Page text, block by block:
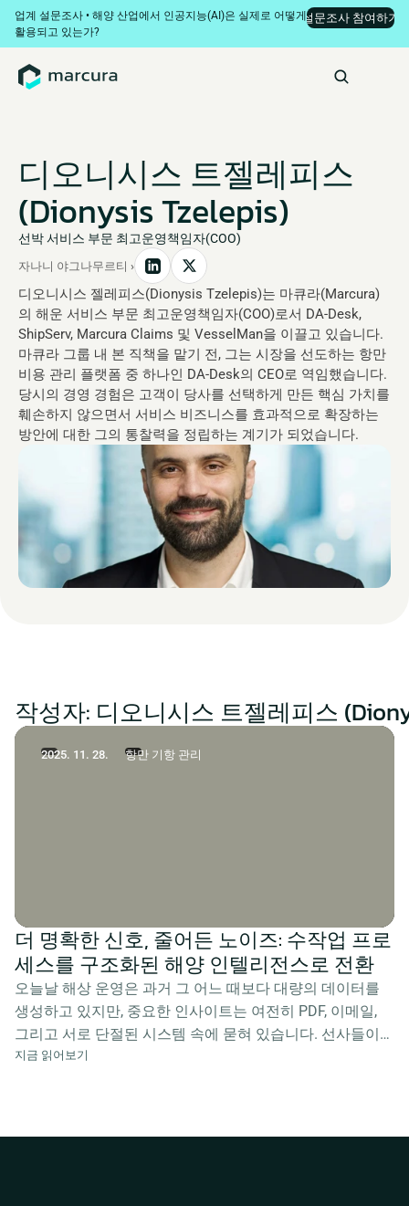
업계 설문조사 • 해양 산업에서 인공지능(AI)은 실제로 어떻게
활용되고 있는가?
설문조사 참여하기
디오니시스 트젤레피스
(Dionysis Tzelepis)
선박 서비스 부문 최고운영책임자(COO)
자나니 야그나무르티 ›
디오니시스 젤레피스(Dionysis Tzelepis)는 마큐라(Marcura)
의 해운 서비스 부문 최고운영책임자(COO)로서 DA-Desk,
ShipServ, Marcura Claims 및 VesselMan을 이끌고 있습니다.
마큐라 그룹 내 본 직책을 맡기 전, 그는 시장을 선도하는 항만
비용 관리 플랫폼 중 하나인 DA-Desk의 CEO로 역임했습니다.
당시의 경영 경험은 고객이 당사를 선택하게 만든 핵심 가치를
훼손하지 않으면서 서비스 비즈니스를 효과적으로 확장하는
방안에 대한 그의 통찰력을 정립하는 계기가 되었습니다.
작성자: 디오니시스 트젤레피스
2025. 11. 28. 항만 기항 관리
더 명확한 신호, 줄어든 노이즈: 수작업 프로
세스를 구조화된 해양 인텔리전스로 전환
오늘날 해상 운영은 과거 그 어느 때보다 대량의 데이터를
생성하고 있지만, 중요한 인사이트는 여전히 PDF, 이메일,
그리고 서로 단절된 시스템 속에 묻혀 있습니다. 선사들이
어떻게 이러한 비정형 정보를 연결된 실시간 인텔리전스로
지금 읽어보기